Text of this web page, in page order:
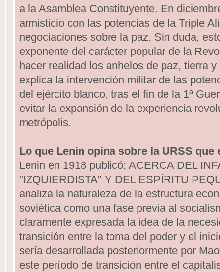
a la Asamblea Constituyente. En
armisticio con las potencias de la Triple
negociaciones sobre la paz. Sin duda,
exponente del carácter popular de la
hacer realidad los anhelos de paz, tierra
explica la intervención militar de las
del ejército blanco, tras el fin de la 1ª
evitar la expansión de la experiencia
metrópolis.
Lo que Lenin opina sobre la URSS que
Lenin en 1918 publicó; ACERCA DEL
"IZQUIERDISTA" Y DEL ESPÍRITU
analiza la naturaleza de la estructura
soviética como una fase previa al
claramente expresada la idea de la
transición entre la toma del poder y el
sería desarrollada posteriormente por
este período de transición entre el